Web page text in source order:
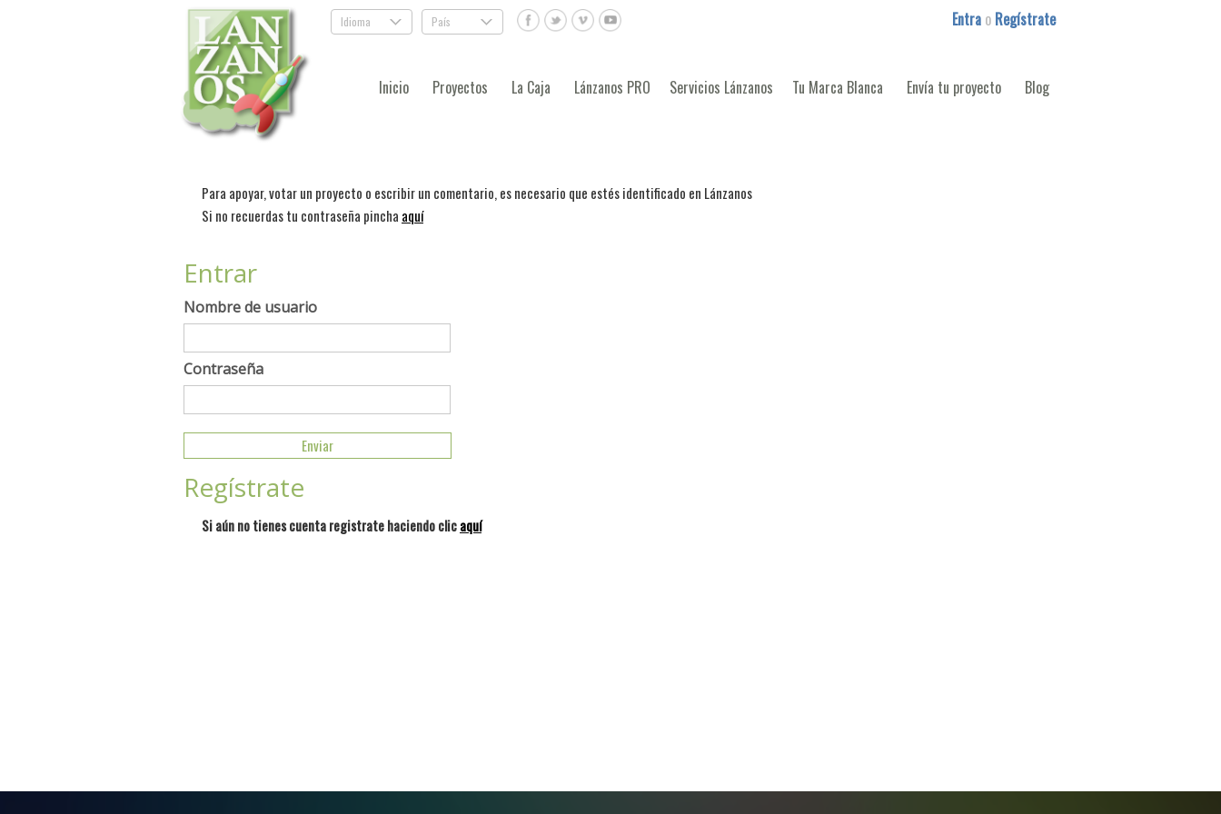
Idioma . País . Entra o Regístrate
Inicio Proyectos La Caja Lánzanos PRO Servicios Lánzanos Tu Marca Blanca Envía tu proyecto Blog
Para apoyar, votar un proyecto o escribir un comentario, es necesario que estés identificado en Lánzanos
Si no recuerdas tu contraseña pincha aquí
Entrar
Nombre de usuario
Contraseña
Regístrate
Si aún no tienes cuenta registrate haciendo clicaquí